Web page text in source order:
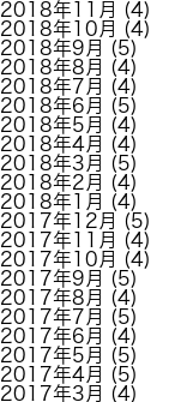
2018年11月
(4)
2018年10月
(4)
2018年9月
(5)
2018年8月
(4)
2018年7月
(4)
2018年6月
(5)
2018年5月
(4)
2018年4月
(4)
2018年3月
(5)
2018年2月
(4)
2018年1月
(4)
2017年12月
(5)
2017年11月
(4)
2017年10月
(4)
2017年9月
(5)
2017年8月
(4)
2017年7月
(5)
2017年6月
(4)
2017年5月
(5)
2017年4月
(5)
2017年3月
(4)